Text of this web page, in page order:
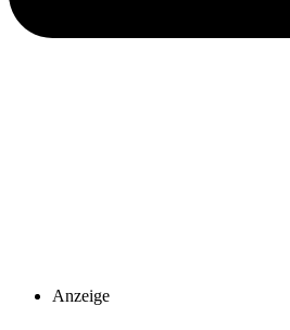
Anzeige